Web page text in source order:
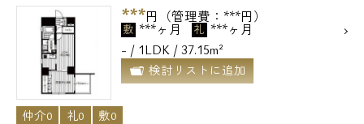
***円（管理費：***円）
敷 ***ヶ月 礼 ***ヶ月
- / 1LDK / 37.15m²
検討リストに追加
仲介0 礼0 敷0